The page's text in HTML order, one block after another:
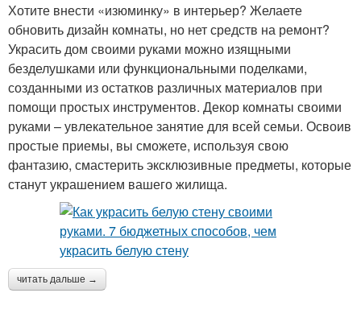
Хотите внести «изюминку» в интерьер? Желаете
обновить дизайн комнаты, но нет средств на ремонт?
Украсить дом своими руками можно изящными
безделушками или функциональными поделками,
созданными из остатков различных материалов при
помощи простых инструментов. Декор комнаты своими
руками – увлекательное занятие для всей семьи. Освоив
простые приемы, вы сможете, используя свою
фантазию, смастерить эксклюзивные предметы, которые
станут украшением вашего жилища.
читать дальше →